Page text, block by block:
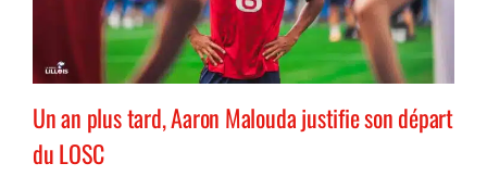
Un an plus tard, Aaron Malouda justifie son départ
du LOSC